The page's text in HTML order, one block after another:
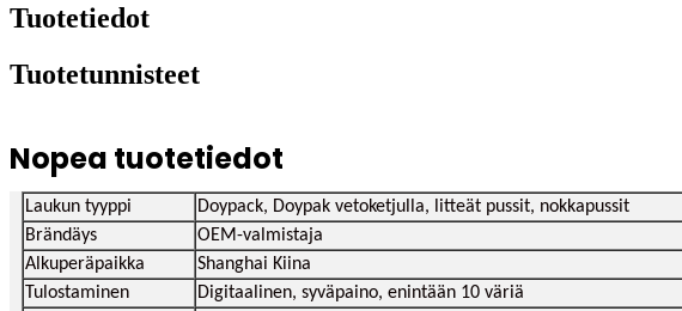
Tuotetiedot
Tuotetunnisteet
Nopea tuotetiedot
Laukun tyyppi
Doypack, Doypak vetoketjulla, litteät pussit, nokkapussit
Brändäys
OEM-valmistaja
Alkuperäpaikka
Shanghai Kiina
Tulostaminen
Digitaalinen, syväpaino, enintään 10 väriä